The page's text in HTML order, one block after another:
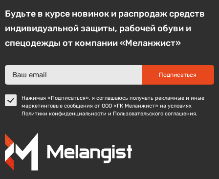
Будьте в курсе новинок и распродаж средств
индивидуальной защиты, рабочей обуви и
спецодежды от компании «Меланжист»
Подписаться
Нажимая «Подписаться», я соглашаюсь получать рекламные и иные
маркетинговые сообщения от ООО «ГК Меланжист» на условиях
Политики конфиденциальности и Пользовательского соглашения.